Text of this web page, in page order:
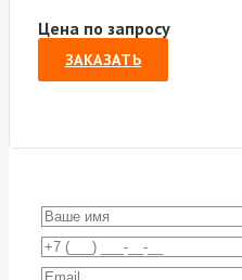
Цена по запросу
ЗАКАЗАТЬ